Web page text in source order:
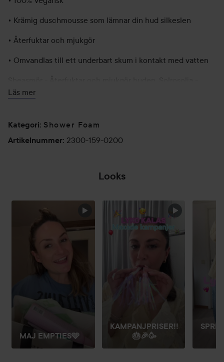
• Krämig duschmousse som lämnar din hud silkeslen
• Återfuktar och mjukgör
• Omvandlas till ett underbart skum i kontakt med vatten
Hjälper till att behålla hudens fuktbalans. Linneaextrakt -
Duschmoussen är en del av Plumping-serien.
Massera in, löddra och skölj
Läs mer
Kategori: Shower Foam
Artikelnummer: 2300-159-0200
Looks
HOPPA ÖVER SEKTIONEN
MAJ EMPTIES🩵
KAMPANJPRISER!!
🎂🎉🥳